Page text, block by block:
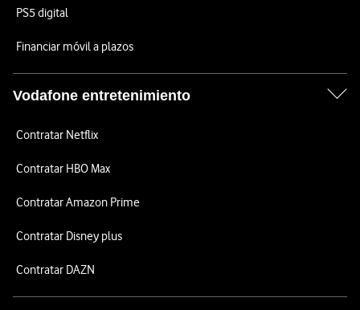
PS5 digital
Financiar móvil a plazos
Vodafone entretenimiento
Contratar Netflix
Contratar HBO Max
Contratar Amazon Prime
Contratar Disney plus
Contratar DAZN